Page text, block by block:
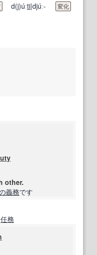
d(j)úːti|djúː- 変化
other.
義務です
任務